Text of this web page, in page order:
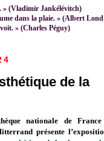
» (Vladimir Jankélévitch)
dans la plaie. » (Albert
» (Charles Péguy)
de la
nationale de
présente